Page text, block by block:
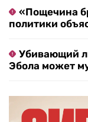
«Пощечина
политики
Убивающий
Эбола может